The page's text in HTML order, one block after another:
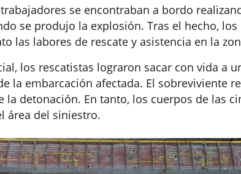
se encontraban a bordo
se produjo la explosión. Tras el hecho,
las labores de rescate y asistencia en la
los rescatistas lograron sacar con vida a
la embarcación afectada. El sobreviviente
la detonación. En tanto, los cuerpos de las
área del siniestro.